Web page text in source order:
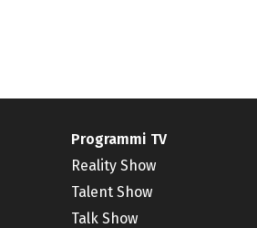
Programmi TV
Reality Show
Talent Show
Talk Show